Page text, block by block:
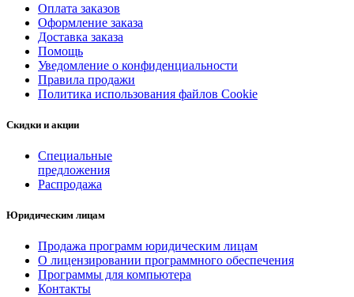
Оплата заказов
Оформление заказа
Доставка заказа
Помощь
Уведомление о конфиденциальности
Правила продажи
Политика использования файлов Cookie
Скидки и акции
Специальные
предложения
Распродажа
Юридическим лицам
Продажа программ юридическим лицам
О лицензировании программного обеспечения
Программы для компьютера
Контакты